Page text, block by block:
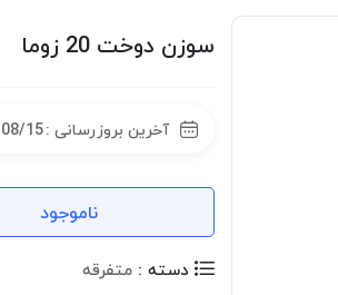
سوزن دوخت 20 زوما
آخرین بروزرسانی :15
ناموجود
دسته : متفرقه